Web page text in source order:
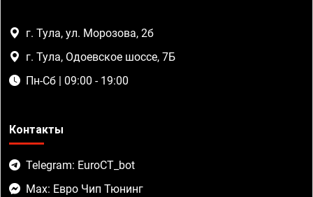
г. Тула, ул. Морозова, 2б
г. Тула, Одоевское шоссе, 7Б
Пн-Сб | 09:00 - 19:00
Контакты
Telegram: EuroCT_bot
Max: Евро Чип Тюнинг